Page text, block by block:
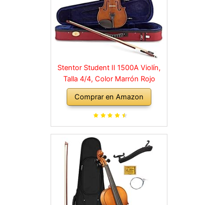
Stentor Student II 1500A Violín,
Talla 4/4, Color Marrón Rojo
Comprar en Amazon